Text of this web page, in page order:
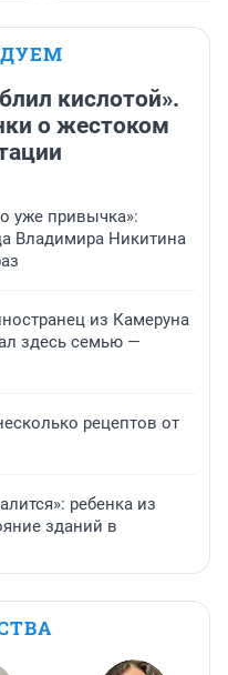
кислотой».
о жестоком
уже привычка»:
Владимира Никитина
из Камеруна
здесь семью —
рецептов от
ребенка из
зданий в